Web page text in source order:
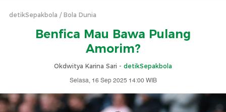
detikSepakbola Bola Dunia
Benfica Mau Bawa Pulang
Amorim?
Okdwitya Karina Sari - detikSepakbola
Selasa, 16 Sep 2025 14:00 WIB